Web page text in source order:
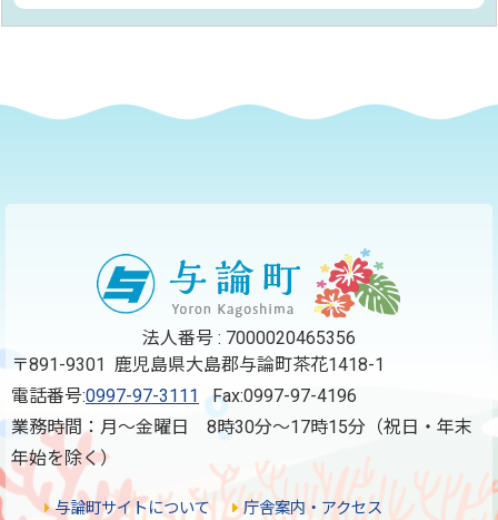
法人番号 : 7000020465356
〒891-9301 鹿児島県大島郡与論町茶花1418-1
電話番号:0997-97-3111 Fax:0997-97-4196
業務時間：月～金曜日 8時30分～17時15分（祝日・年末
年始を除く）
与論町サイトについて 庁舎案内・アクセス